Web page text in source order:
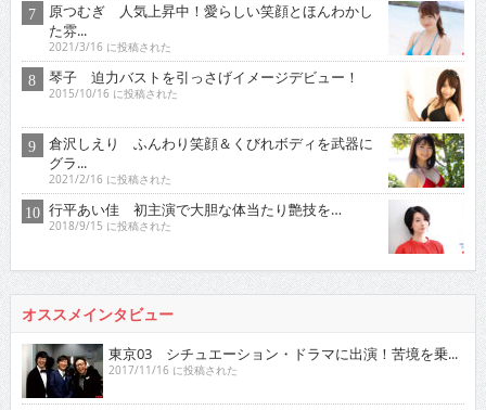
原つむぎ 人気上昇中！愛らしい笑顔とほんわかし
た雰...
2021/3/16 に投稿された
琴子 迫力バストを引っさげイメージデビュー！
2015/10/16 に投稿された
倉沢しえり ふんわり笑顔＆くびれボディを武器に
グラ...
2021/2/16 に投稿された
行平あい佳 初主演で大胆な体当たり艶技を…
2018/9/15 に投稿された
オススメインタビュー
東京03 シチュエーション・ドラマに出演！苦境を乗...
2017/11/16 に投稿された